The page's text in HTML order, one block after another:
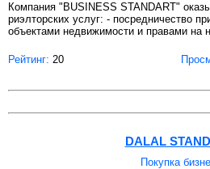
Компания "BUSINESS STANDART"
риэлторских услуг: - посредничество
объектами недвижимости и правами на
Рейтинг: 20
DALAL
Покупка